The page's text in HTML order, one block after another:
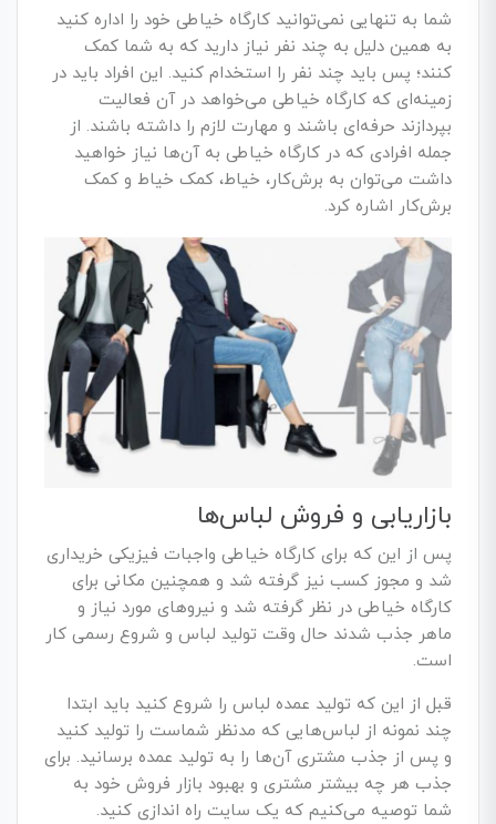
شما به تنهایی نمی‌توانید کارگاه خیاطی خود را اداره کنید
به همین دلیل به چند نفر نیاز دارید که به شما کمک
کنند؛ پس باید چند نفر را استخدام کنید. این افراد باید در
زمینه‌ای که کارگاه خیاطی می‌خواهد در آن فعالیت
بپردازند حرفه‌ای باشند و مهارت لازم را داشته باشند. از
جمله افرادی که در کارگاه خیاطی به آن‌ها نیاز خواهید
داشت می‌توان به برش‌کار، خیاط، کمک خیاط و کمک
برش‌کار اشاره کرد.
بازاریابی و فروش لباس‌ها
پس از این که برای کارگاه خیاطی واجبات فیزیکی خریداری
شد و مجوز کسب نیز گرفته شد و همچنین مکانی برای
کارگاه خیاطی در نظر گرفته شد و نیروهای مورد نیاز و
ماهر جذب شدند حال وقت تولید لباس و شروع رسمی کار
است.
قبل از این که تولید عمده لباس را شروع کنید باید ابتدا
چند نمونه از لباس‌هایی که مدنظر شماست را تولید کنید
و پس از جذب مشتری آن‌ها را به تولید عمده برسانید. برای
جذب هر چه بیشتر مشتری و بهبود بازار فروش خود به
شما توصیه می‌کنیم که یک سایت راه اندازی کنید.